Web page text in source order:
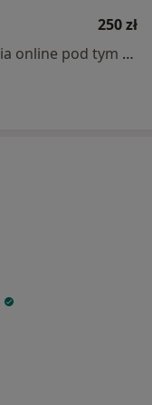
250 zł
Specjalista nie oferuje umawiania online pod tym adresem.